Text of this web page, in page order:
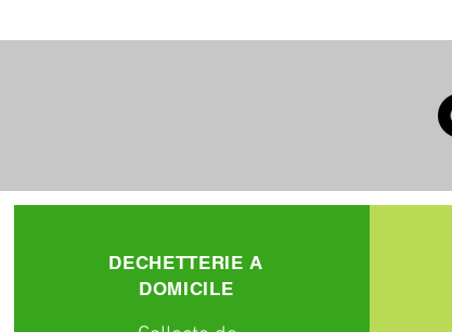
DECHETTERIE A
DOMICILE